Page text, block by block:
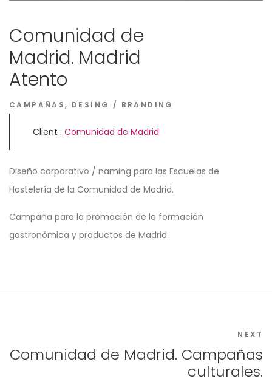
Comunidad de
Madrid. Madrid
Atento
CAMPAÑAS, DESING / BRANDING
Client : Comunidad de Madrid
Diseño corporativo / naming para las Escuelas de
Hostelería de la Comunidad de Madrid.
Campaña para la promoción de la formación
gastronómica y productos de Madrid.
NEXT
Comunidad de Madrid. Campañas
culturales.